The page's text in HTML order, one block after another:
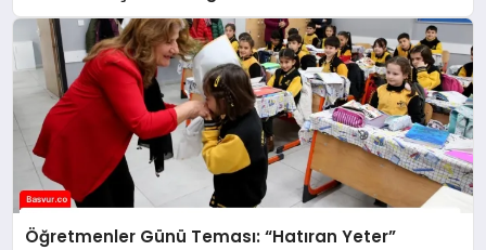
Öğretmenler Günü Teması: “Hatıran Yeter”